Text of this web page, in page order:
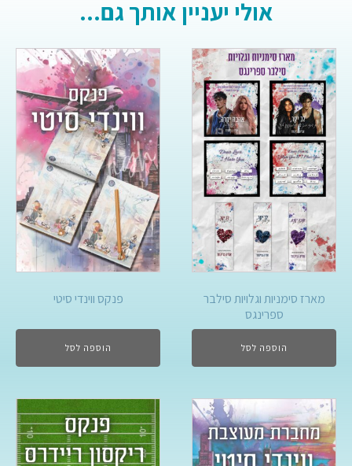
אולי יעניין אותך גם...
מארז סימניות וגלויות סילבר
ספרינגס
הוספה לסל
פנקס ווינדי סיטי
הוספה לסל